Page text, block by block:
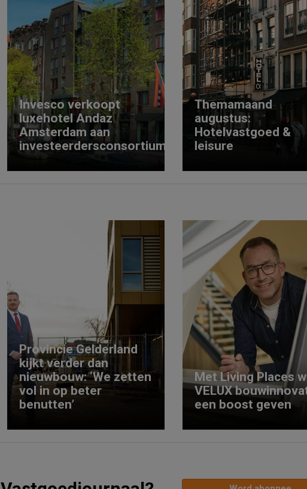
Invesco verkoopt
luxehotel Andaz
Amsterdam aan
investeerdersconsortium
Themamaand
augustus:
Hotelvastgoed &
leisure
Provincie Gelderland
kijkt verder dan
nieuwbouw: ‘We zetten
vol in op beter
benutten’
Met Living Places
VELUX
een boost geven